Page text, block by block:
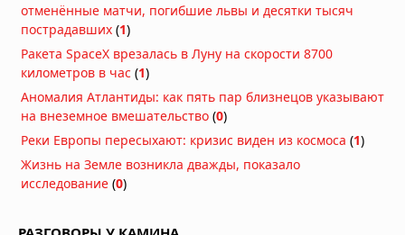
Фермерский эффект: ученые нашли
бактерии, защищающие детей от
аллергии и астмы
02.08.2026 в 07:00
Стоматологи нашли простой способ
остановить кариес без сверления
отменённые матчи, погибшие львы и десятки тысяч
пострадавших (1)
Ракета SpaceX врезалась в Луну на скорости 8700
километров в час (1)
Аномалия Атлантиды: как пять пар близнецов указывают
на внеземное вмешательство (0)
Реки Европы пересыхают: кризис виден из космоса (1)
Жизнь на Земле возникла дважды, показало
исследование (0)